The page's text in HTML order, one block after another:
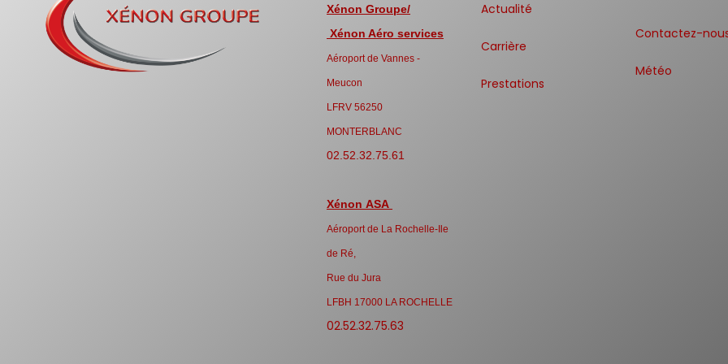
Xénon Groupe/
Xénon Aéro services
Aéroport de Vannes -
Meucon
LFRV 56250
MONTERBLANC
02.52.32.75.61
Xénon ASA
Aéroport de La Rochelle-Ile
de Ré,
Rue du Jura
LFBH 17000 LA ROCHELLE
02.52.32.75.63
Actualité
Carrière
Prestations
Contactez-
Météo